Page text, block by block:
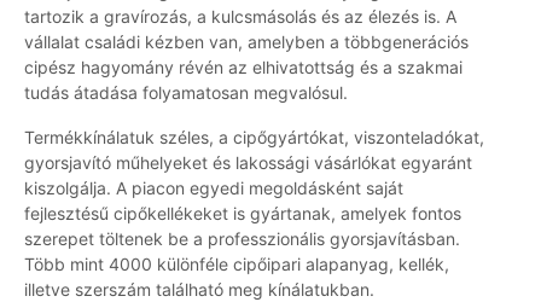
tartozik a gravírozás, a kulcsmásolás és az élezés is. A
vállalat családi kézben van, amelyben a többgenerációs
cipész hagyomány révén az elhivatottság és a szakmai
tudás átadása folyamatosan megvalósul.
Termékkínálatuk széles, a cipőgyártókat, viszonteladókat,
gyorsjavító műhelyeket és lakossági vásárlókat egyaránt
kiszolgálja. A piacon egyedi megoldásként saját
fejlesztésű cipőkellékeket is gyártanak, amelyek fontos
szerepet töltenek be a professzionális gyorsjavításban.
Több mint 4000 különféle cipőipari alapanyag, kellék,
illetve szerszám található meg kínálatukban.